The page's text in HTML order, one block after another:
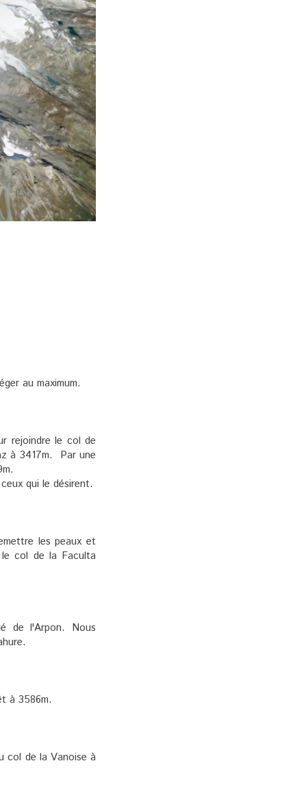
au maximum.
rejoindre le col de
à 3417m. Par une
qui le désirent.
les peaux et
le col de la Faculta
de l'Arpon. Nous
à 3586m.
col de la Vanoise à